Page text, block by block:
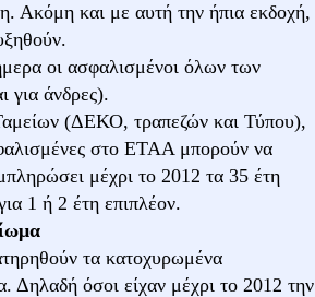
Ακόμη και με αυτή την ήπια εκδοχή,
οι ασφαλισμένοι όλων των
άνδρες).
(ΔΕΚΟ, τραπεζών και Τύπου),
στο ΕΤΑΑ μπορούν να
μέχρι το 2012 τα 35 έτη
1 ή 2 έτη επιπλέον.
τα κατοχυρωμένα
Δηλαδή όσοι είχαν μέχρι το 2012 την